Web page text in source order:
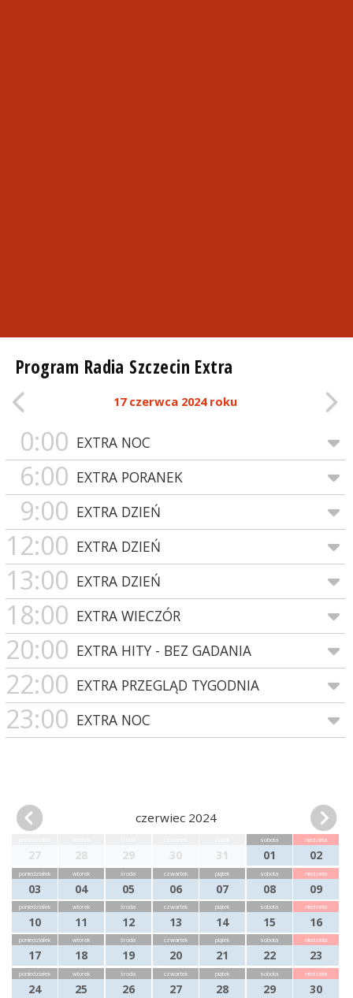
Program Radia Szczecin Extra
17 czerwca 2024 roku
0:00 EXTRA NOC
6:00 EXTRA PORANEK
9:00 EXTRA DZIEŃ
12:00 EXTRA DZIEŃ
13:00 EXTRA DZIEŃ
18:00 EXTRA WIECZÓR
20:00 EXTRA HITY - BEZ GADANIA
22:00 EXTRA PRZEGLĄD TYGODNIA
23:00 EXTRA NOC
czerwiec 2024
27 28 29 30 31
sobota
01
niedziela
02
poniedziałek
03
wtorek
04
środa
05
czwartek
06
piątek
07
sobota
08
niedziela
09
poniedziałek
10
wtorek
11
środa
12
czwartek
13
piątek
14
sobota
15
niedziela
16
poniedziałek
17
wtorek
18
środa
19
czwartek
20
piątek
21
sobota
22
niedziela
23
poniedziałek
24
wtorek
25
środa
26
czwartek
27
piątek
28
sobota
29
niedziela
30